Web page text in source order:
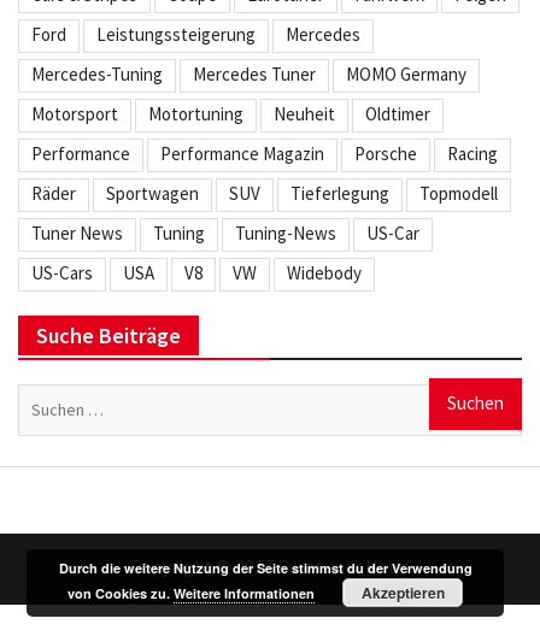
Ford
Leistungssteigerung
Mercedes
Mercedes-Tuning
Mercedes Tuner
MOMO Germany
Motorsport
Motortuning Neuheit
Oldtimer
Performance
Performance Magazin Porsche
Racing
Räder
Sportwagen SUV Tieferlegung
Topmodell
Tuner News
Tuning Tuning-News
US-Car
US-Cars
USA V8 VW Widebody
Suche Beiträge
Suchen
nach:
Copyright © 2017 Eurotuner News
Durch die weitere Nutzung der Seite stimmst du der Verwendung
von Cookies zu.Weitere Informationen Akzeptieren